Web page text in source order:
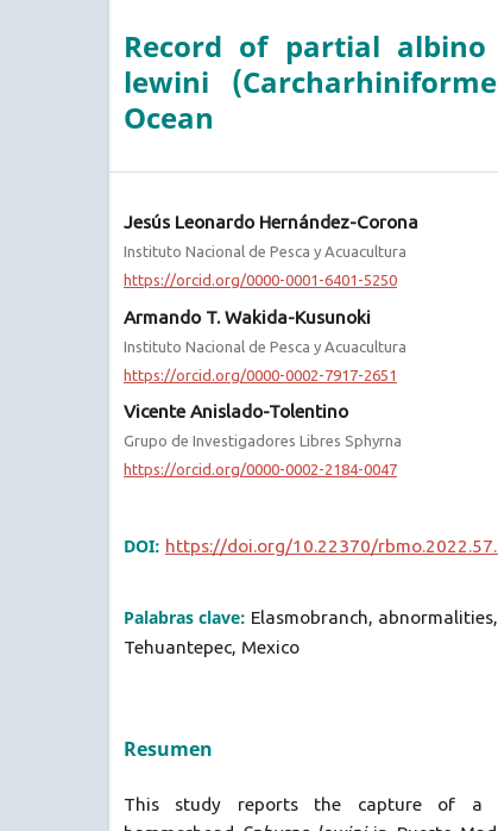
Record of partial
lewini
Ocean
Jesús Leonardo Hernández-Corona
Instituto Nacional de Pesca y Acuacultura
https://orcid.org/0000-0001-6401-5250
Armando T. Wakida-Kusunoki
Instituto Nacional de Pesca y Acuacultura
https://orcid.org/0000-0002-7917-2651
Vicente Anislado-Tolentino
Grupo de Investigadores Libres Sphyrna
https://orcid.org/0000-0002-2184-0047
DOI: https://doi.org/10.22370/
Palabras clave: Elasmobranch,
Tehuantepec, Mexico
Resumen
This study reports the capture of a